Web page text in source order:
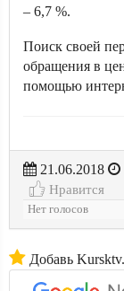
– 6,7 %.
Поиск своей
обращения в
помощью
21.06.2018
Нравится
Нет голосов
Добавь